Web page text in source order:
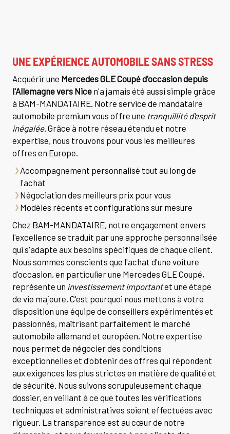
UNE EXPÉRIENCE AUTOMOBILE SANS STRESS
Acquérir une Mercedes GLE Coupé d'occasion depuis
l'Allemagne vers Nicen'a jamais été aussi simple grâce
à BAM-MANDATAIRE. Notre service de mandataire
automobile premium vous offre une tranquillité d'esprit
inégalée. Grâce à notre réseau étendu et notre
expertise, nous trouvons pour vous les meilleures
offres en Europe.
Accompagnement personnalisé tout au long de
l'achat
Négociation des meilleurs prix pour vous
Modèles récents et configurations sur mesure
Chez BAM-MANDATAIRE, notre engagement envers
l'excellence se traduit par une approche personnalisée
qui s'adapte aux besoins spécifiques de chaque client.
Nous sommes conscients que l'achat d'une voiture
d'occasion, en particulier une Mercedes GLE Coupé,
représente un investissement importantet une étape
de vie majeure. C'est pourquoi nous mettons à votre
disposition une équipe de conseillers expérimentés et
passionnés, maîtrisant parfaitement le marché
automobile allemand et européen. Notre expertise
nous permet de négocier des conditions
exceptionnelles et d'obtenir des offres qui répondent
aux exigences les plus strictes en matière de qualité et
de sécurité. Nous suivons scrupuleusement chaque
dossier, en veillant à ce que toutes les vérifications
techniques et administratives soient effectuées avec
rigueur. La transparence est au cœur de notre